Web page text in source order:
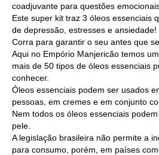
coadjuvante para questões
Este super kit traz 3 óleos essenciais
de depressão, estresses e ansiedade!
Corra para garantir o seu antes que
Aqui no Empório Manjericão temos
mais de 50 tipos de óleos essenciais
conhecer.
Óleos essenciais podem ser usados
pessoas, em cremes e em conjunto
Nem todos os óleos essenciais
pele.
A legislação brasileira não permite a
para consumo, porém, em países